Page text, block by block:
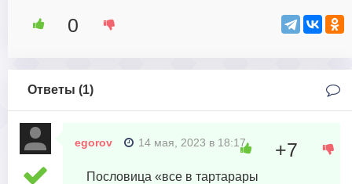
0
Ответы (1)
egorov 14 мая, 2023 в 18:17
Пословица «все в тартарары
+7